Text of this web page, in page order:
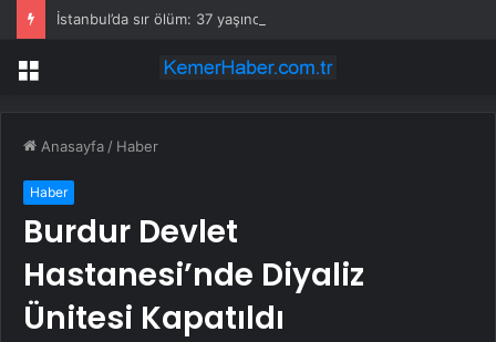
Menü
Anasayfa / Haber
Haber
Burdur Devlet
Hastanesi’nde Diyaliz
Ünitesi Kapatıldı